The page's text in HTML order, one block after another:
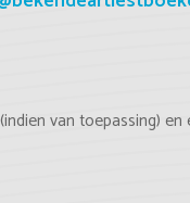
van toepassing)